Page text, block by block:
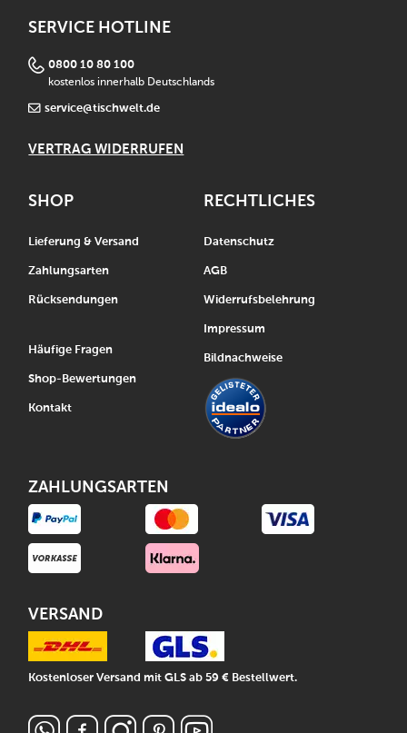
SERVICE HOTLINE
0800 10 80 100
kostenlos innerhalb Deutschlands
service@tischwelt.de
VERTRAG WIDERRUFEN
SHOP
Lieferung & Versand
Zahlungsarten
Rücksendungen
Häufige Fragen
Shop-Bewertungen
Kontakt
RECHTLICHES
Datenschutz
AGB
Widerrufsbelehrung
Impressum
Bildnachweise
ZAHLUNGSARTEN
VERSAND
Kostenloser Versand mit GLS ab 59 € Bestellwert.